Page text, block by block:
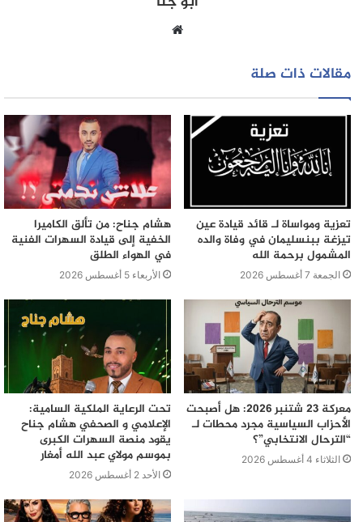
مقالات ذات صلة
تعزية ومواساة لـ قائد قيادة عين
تيزغة ببنسليمان في وفاة والده
المشمول برحمة الله
الجمعة 7 أغسطس 2026
هشام جناح: من تألق الكاميرا
الخفية إلى قيادة السهرات الفنية
في الهواء الطلق
الأربعاء 5 أغسطس 2026
معركة 23 شتنبر 2026: هل أصبحت
الأحزاب السياسية مجرد محطات لـ
“الترحال الانتخابي”؟
الثلاثاء 4 أغسطس 2026
تحت الرعاية الملكية السامية:
الإعلامي و الصحفي هشام جناح
يقود منصة السهرات الكبرى
بموسم مولاي عبد الله أمغار
الأحد 2 أغسطس 2026